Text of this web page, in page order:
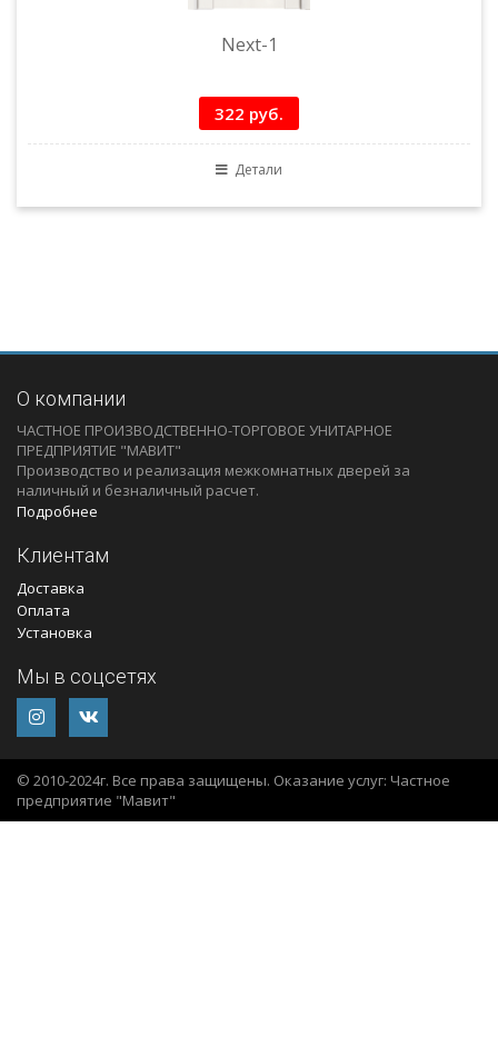
Next-1
322 руб.
Детали
О компании
ЧАСТНОЕ ПРОИЗВОДСТВЕННО-ТОРГОВОЕ УНИТАРНОЕ
ПРЕДПРИЯТИЕ "МАВИТ"
Производство и реализация межкомнатных дверей за
наличный и безналичный расчет.
Подробнее
Клиентам
Доставка
Оплата
Установка
Мы в соцсетях
© 2010-2024г. Все права защищены. Оказание услуг: Частное
предприятие "Мавит"